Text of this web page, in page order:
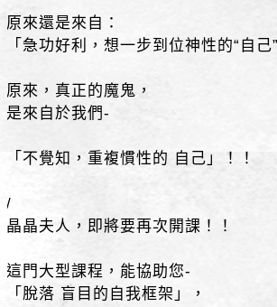
原來還是來自：
「急功好利，想一步到位神性的“自己
原來，真正的魔鬼，
是來自於我們-
「不覺知，重複慣性的 自己」！！
/
晶晶夫人，即將要再次開課！！
這門大型課程，能協助您-
「脫落 盲目的自我框架」，